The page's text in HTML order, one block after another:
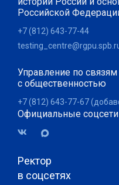
Российской
+7 (812) 643-77-44
Управление по связям
с общественностью
+7 (812) 643-77-67
Официальные соцсети
Ректор
в соцсетях